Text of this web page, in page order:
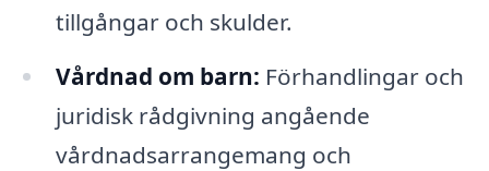
tillgångar och skulder.
Vårdnad om barn: Förhandlingar och
juridisk rådgivning angående
vårdnadsarrangemang och